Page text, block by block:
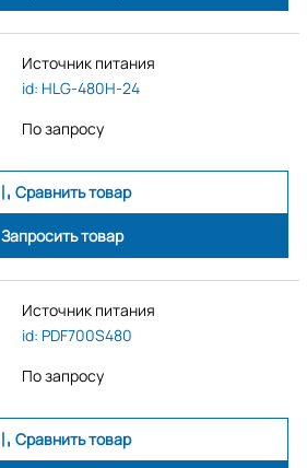
Источник питания
id: HLG-480H-24
По запросу
Сравнить товар
Запросить товар
Источник питания
id: PDF700S480
По запросу
Сравнить товар